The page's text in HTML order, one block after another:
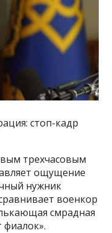
стоп-кадр
трехчасовым
ощущение
нужник
военкор
смрадная